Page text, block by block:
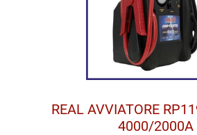
REAL AVVIATORE
4000/2000A